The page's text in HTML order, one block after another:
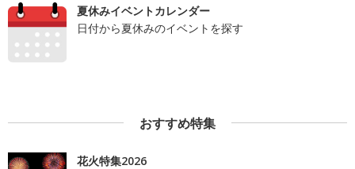
夏休みイベントカレンダー
日付から夏休みのイベントを探す
おすすめ特集
花火特集2026